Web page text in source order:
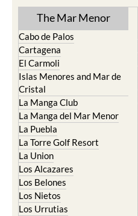
The Mar Menor
Cabo de Palos
Cartagena
El Carmoli
Islas Menores and Mar de
Cristal
La Manga Club
La Manga del Mar Menor
La Puebla
La Torre Golf Resort
La Union
Los Alcazares
Los Belones
Los Nietos
Los Urrutias